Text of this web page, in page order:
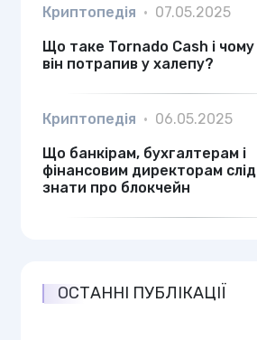
Криптопедія • 07.05.2025
Що таке Tornado Cash і чому
він потрапив у халепу?
Криптопедія • 06.05.2025
Що банкірам, бухгалтерам і
фінансовим директорам слід
знати про блокчейн
ОСТАННІ ПУБЛІКАЦІЇ